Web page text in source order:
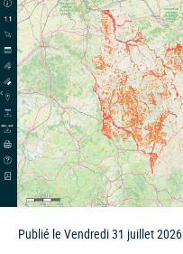
Publié le Vendredi 31 juillet 2026